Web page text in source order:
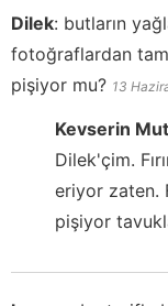
Dilek: butların
fotoğraflardan
pişiyor mu? 13
Kevserin
Dilek'çim.
eriyor zaten.
pişiyor